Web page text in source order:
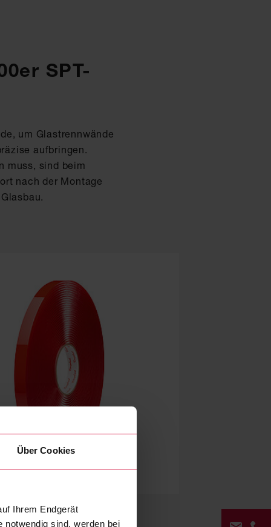
Über Cookies
Ihrem Endgerät
notwendig sind, werden bei
SPT-
um Glastrennwände
aufbringen.
muss, sind beim
nach der Montage